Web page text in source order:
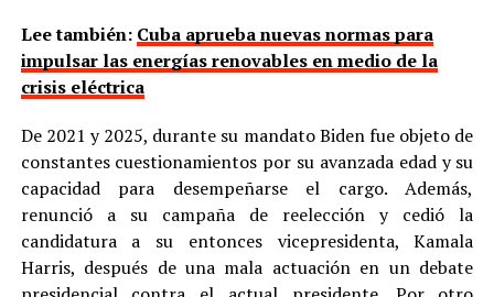
Lee también: Cuba aprueba nuevas normas para
impulsar las energías renovables en medio de la
crisis eléctrica
De 2021 y 2025, durante su mandato Biden fue objeto de
constantes cuestionamientos por su avanzada edad y su
capacidad para desempeñarse el cargo. Además,
renunció a su campaña de reelección y cedió la
candidatura a su entonces vicepresidenta, Kamala
Harris, después de una mala actuación en un debate